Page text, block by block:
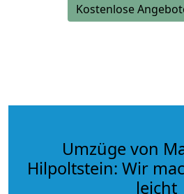
Kostenlose
Umzüge von
Hilpoltstein: Wir
leicht